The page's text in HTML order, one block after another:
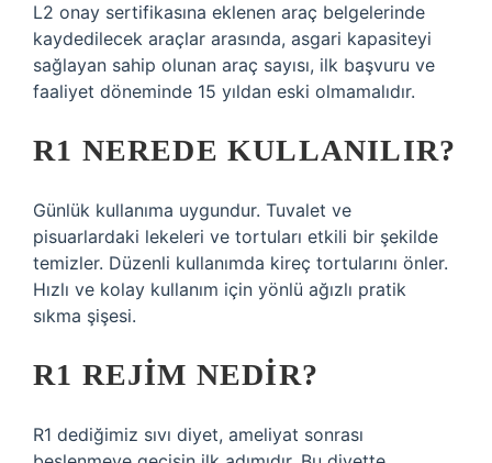
L2 onay sertifikasına eklenen araç belgelerinde
kaydedilecek araçlar arasında, asgari kapasiteyi
sağlayan sahip olunan araç sayısı, ilk başvuru ve
faaliyet döneminde 15 yıldan eski olmamalıdır.
R1 NEREDE KULLANILIR?
Günlük kullanıma uygundur. Tuvalet ve
pisuarlardaki lekeleri ve tortuları etkili bir şekilde
temizler. Düzenli kullanımda kireç tortularını önler.
Hızlı ve kolay kullanım için yönlü ağızlı pratik
sıkma şişesi.
R1 REJIM NEDIR?
R1 dediğimiz sıvı diyet, ameliyat sonrası